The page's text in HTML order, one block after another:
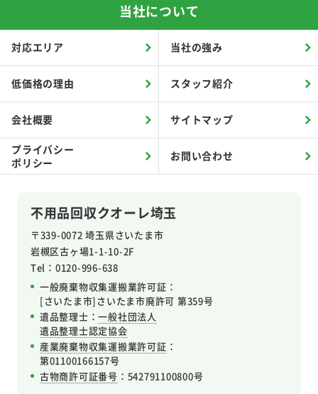
不用品回収クオーレ埼玉
〒339-0072 埼玉県さいたま市
岩槻区古ヶ場1-1-10-2F
Tel：0120-996-638
一般廃棄物収集運搬業許可証：
[さいたま市]さいたま市廃許可 第359号
遺品整理士：一般社団法人
遺品整理士認定協会
産業廃棄物収集運搬業許可証 ：
第01100166157号
古物商許可証番号 ：542791100800号
当社について
対応エリア 当社の強み
低価格の理由 スタッフ紹介
会社概要 サイトマップ
プライバシー
ポリシー
お問い合わせ